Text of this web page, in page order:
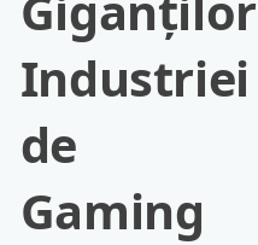
Industriei
de
Gaming